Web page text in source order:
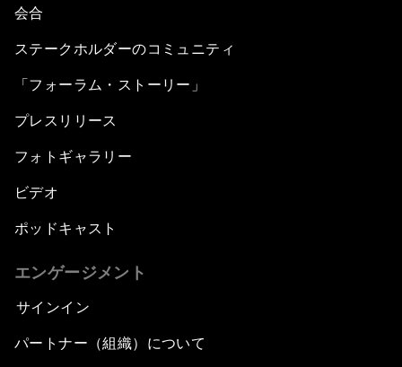
会合
ステークホルダーのコミュニティ
「フォーラム・ストーリー」
プレスリリース
フォトギャラリー
ビデオ
ポッドキャスト
エンゲージメント
サインイン
パートナー（組織）について